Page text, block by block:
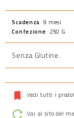
Scadenza 9 mesi
Confezione 250 G
Senza Glutine.
Vedi tutti i
Vai al sito del